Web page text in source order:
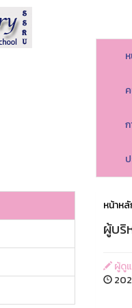
หน้าห
ผู้บริ
ผู้ดูแ